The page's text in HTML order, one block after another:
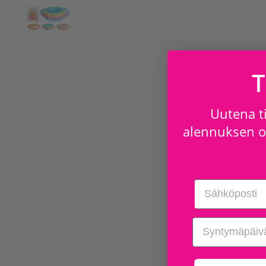
Uutena
alennuksen
Email
birthday